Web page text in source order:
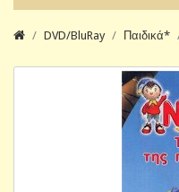
DVD/BluRay Παιδικά*